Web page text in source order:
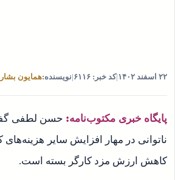
۲۲ اسفند ۱۴۰۲ |کد خبر: ۶۱۱۶ نویسنده:همایون
پایگاه خبری مکتوب‌نامه: حسن لطفی
ناتوانی در مهار افزایش سایر هزینه‌های
کاهش ارزش مزد کارگر بسته است.